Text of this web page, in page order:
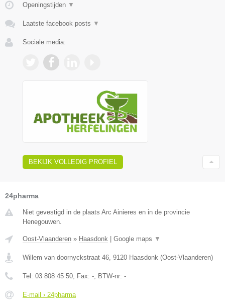
Openingstijden ▼
Laatste facebook posts ▼
Sociale media:
BEKIJK VOLLEDIG PROFIEL
24pharma
Niet gevestigd in de plaats Arc Ainieres en in de provincie
Henegouwen.
Oost-Vlaanderen » Haasdonk Google maps ▼
Willem van doornyckstraat 46, 9120 Haasdonk (Oost-Vlaanderen)
Tel: 03 808 45 50, Fax: -, BTW-nr: -
E-mail › 24pharma